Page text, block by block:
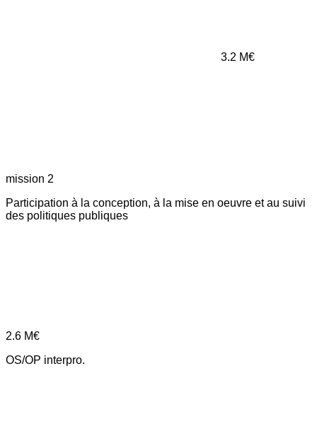
3.2 M€
mission 2
Participation à la conception, à la mise en oeuvre et au suivi
des politiques publiques
2.6 M€
OS/OP interpro.